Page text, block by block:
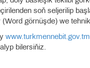
soň seljerilip
görnüşde) we
www.turkmennebit.gov.tm
bilersiňiz.